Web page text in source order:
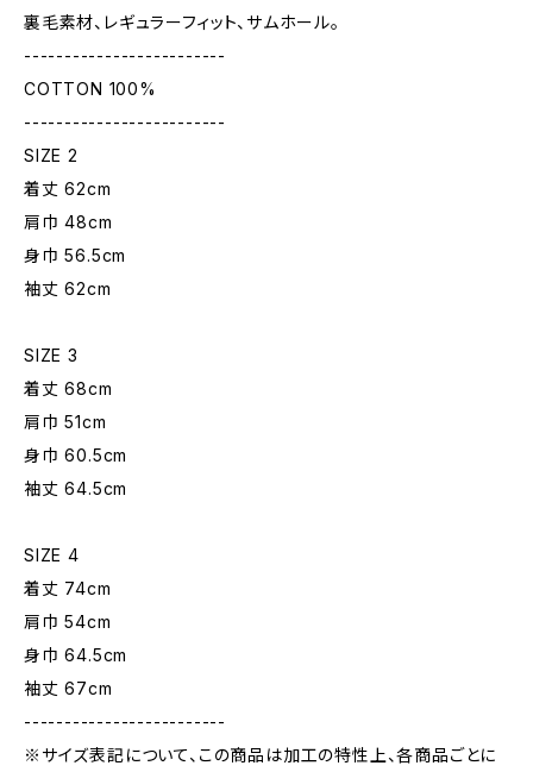
裏毛素材、レギュラーフィット、サムホール。
-------------------------
COTTON 100%
-------------------------
SIZE 2
着丈 62cm
肩巾 48cm
身巾 56.5cm
袖丈 62cm
SIZE 3
着丈 68cm
肩巾 51cm
身巾 60.5cm
袖丈 64.5cm
SIZE 4
着丈 74cm
肩巾 54cm
身巾 64.5cm
袖丈 67cm
-------------------------
※サイズ表記について、この商品は加工の特性上、各商品ごとに